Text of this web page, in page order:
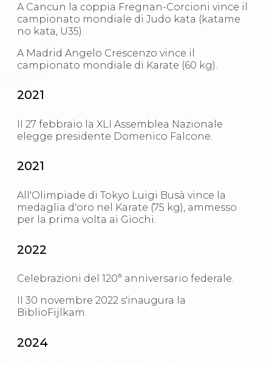
A Cancun la coppia Fregnan-Corcioni vince il
campionato mondiale di Judo kata (katame
no kata, U35).
A Madrid Angelo Crescenzo vince il
campionato mondiale di Karate (60 kg).
2021
Il 27 febbraio la XLI Assemblea Nazionale
elegge presidente Domenico Falcone.
2021
All'Olimpiade di Tokyo Luigi Busà vince la
medaglia d'oro nel Karate (75 kg), ammesso
per la prima volta ai Giochi.
2022
Celebrazioni del 120° anniversario federale.
Il 30 novembre 2022 s'inaugura la
BiblioFijlkam.
2024